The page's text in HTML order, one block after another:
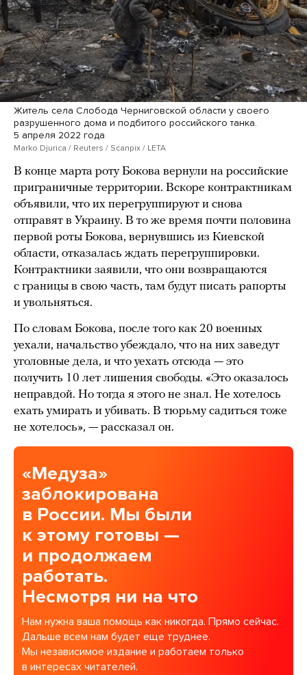
Житель села Слобода Черниговской области у своего
разрушенного дома и подбитого российского танка.
5 апреля 2022 года
Marko Djurica / Reuters / Scanpix / LETA
В конце марта роту Бокова вернули на российские
приграничные территории. Вскоре контрактникам
объявили, что их перегруппируют и снова
отправят в Украину. В то же время почти половина
первой роты Бокова, вернувшись из Киевской
области, отказалась ждать перегруппировки.
Контрактники заявили, что они возвращаются
с границы в свою часть, там будут писать рапорты
и увольняться.
По словам Бокова, после того как 20 военных
уехали, начальство убеждало, что на них заведут
уголовные дела, и что уехать отсюда — это
получить 10 лет лишения свободы. «Это оказалось
неправдой. Но тогда я этого не знал. Не хотелось
ехать умирать и убивать. В тюрьму садиться тоже
не хотелось», — рассказал он.
«Медуза»
заблокирована
в России. Мы были
к этому готовы —
и продолжаем
работать.
Несмотря ни на что
Нам нужна ваша помощь как никогда. Прямо сейчас.
Дальше всем нам будет еще труднее.
Мы независимое издание и работаем только
в интересах читателей.